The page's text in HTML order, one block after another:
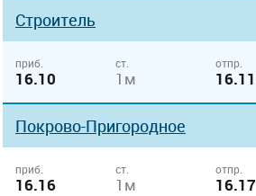
Строитель
приб.
16.10
ст.
1м
отпр.
16.11
Покрово-Пригородное
приб.
16.16
ст.
1м
отпр.
16.17